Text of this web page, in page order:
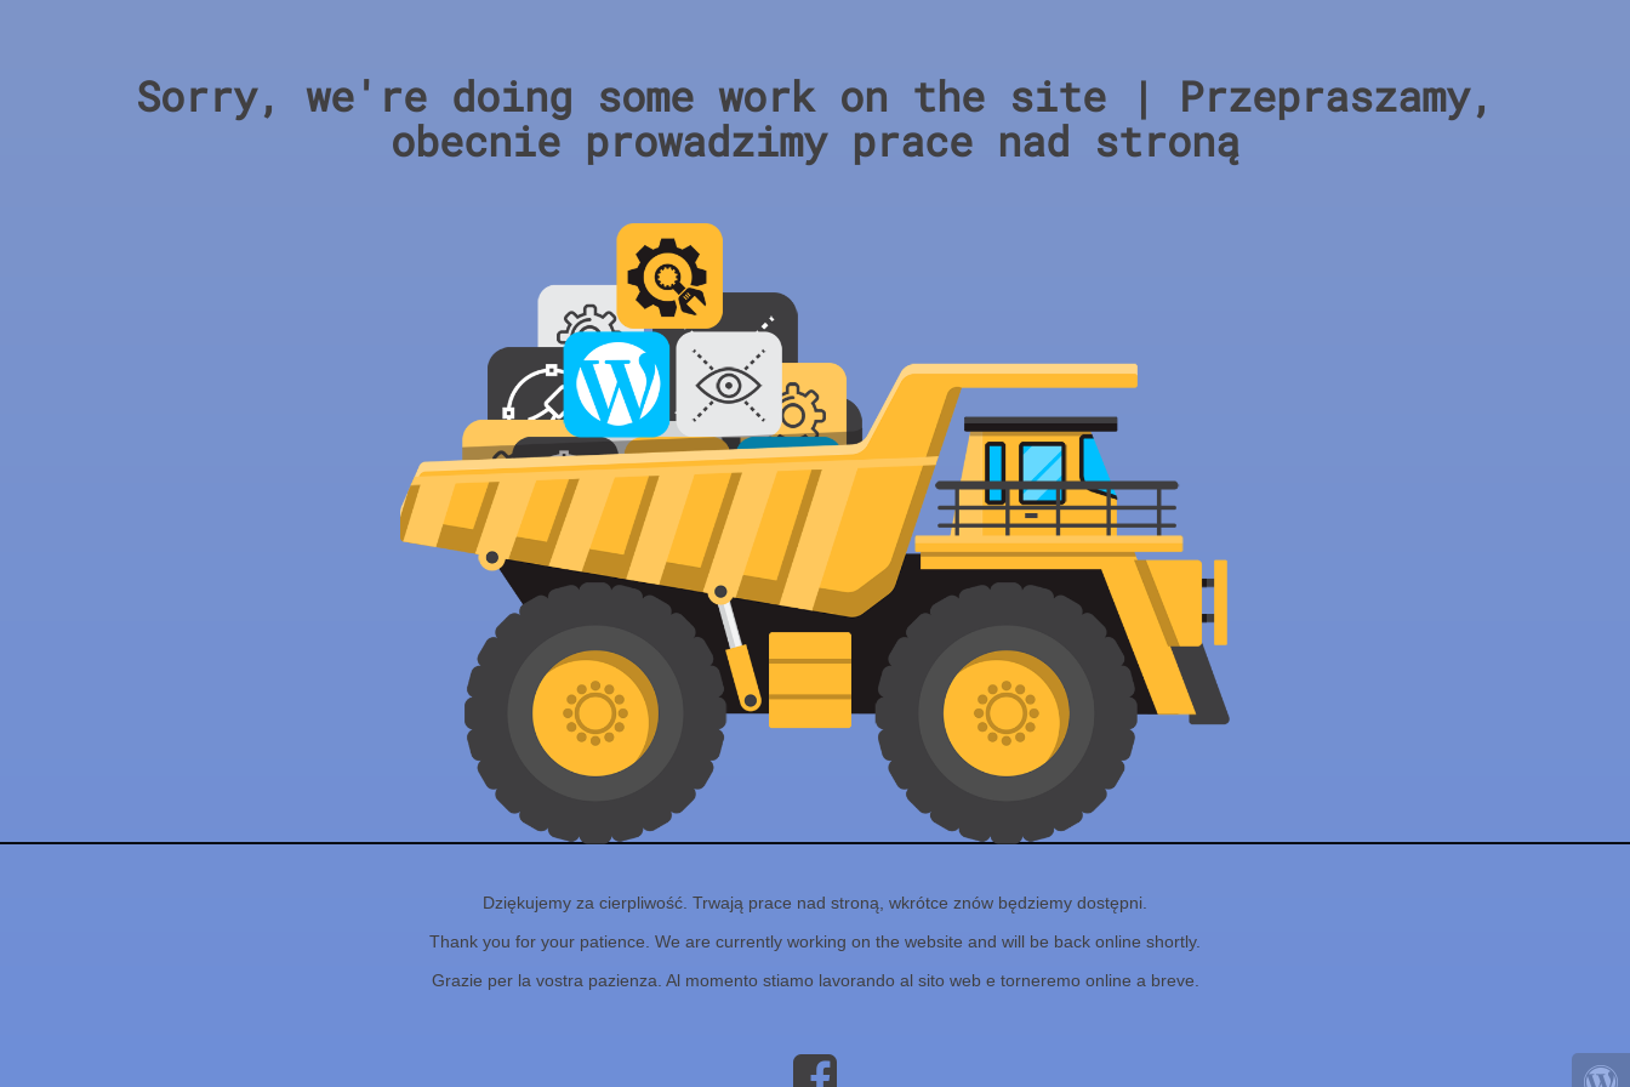
Sorry, we're doing some work on the site | Przepraszamy,
obecnie prowadzimy prace nad stroną
Dziękujemy za cierpliwość. Trwają prace nad stroną, wkrótce znów będziemy dostępni.
Thank you for your patience. We are currently working on the website and will be back online shortly.
Grazie per la vostra pazienza. Al momento stiamo lavorando al sito web e torneremo online a breve.